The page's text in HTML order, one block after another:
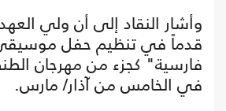
وأشار النقاد إلى أن ولي
قدماً في تنظيم حفل موسيقي
فارسية" كجزء من مهرجان
في الخامس من آذار/ مارس.